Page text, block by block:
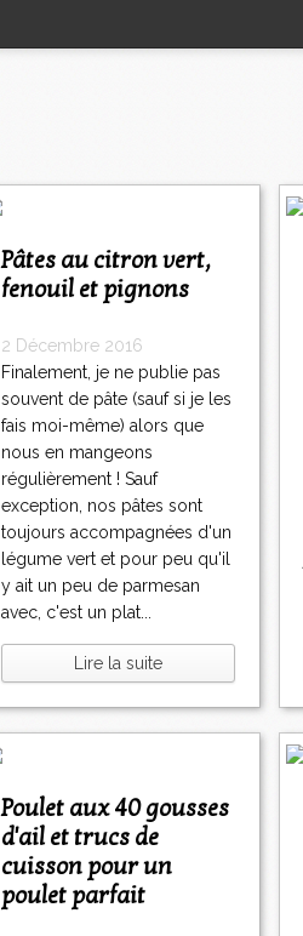
Pâtes au citron vert,
fenouil et pignons
2 Décembre 2016
Finalement, je ne publie pas
souvent de pâte (sauf si je les
fais moi-même) alors que
nous en mangeons
régulièrement ! Sauf
exception, nos pâtes sont
toujours accompagnées d'un
légume vert et pour peu qu'il
y ait un peu de parmesan
avec, c'est un plat...
Lire la suite
Poulet aux 40 gousses
d'ail et trucs de
cuisson pour un
poulet parfait